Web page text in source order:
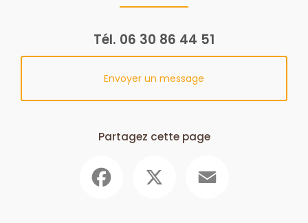
Tél. 06 30 86 44 51
Envoyer un message
Partagez cette page